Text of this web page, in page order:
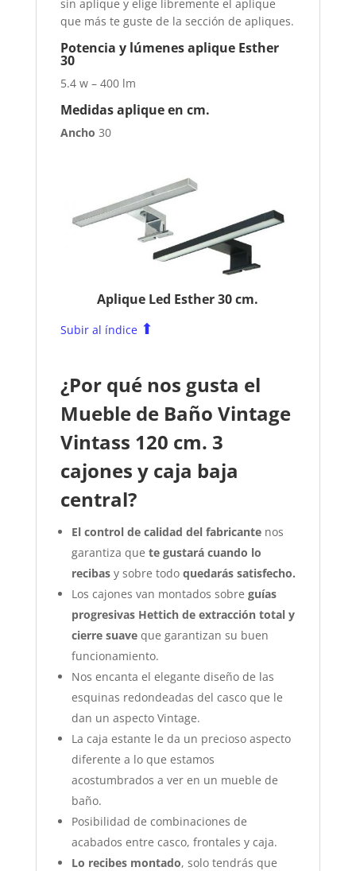
sin aplique y elige libremente el aplique
que más te guste de la sección de apliques.
Potencia y lúmenes aplique Esther
30
5.4 w – 400 lm
Medidas aplique en cm.
Ancho 30
Aplique Led Esther 30 cm.
Subir al índice ⬆
¿Por qué nos gusta el
Mueble de Baño Vintage
Vintass 120 cm. 3
cajones y caja baja
central?
El control de calidad del fabricantenos
garantiza que te gustará cuando lo
recibasy sobre todo quedarás satisfecho.
Los cajones van montados sobre guías
progresivas Hettich de extracción total y
cierre suaveque garantizan su buen
funcionamiento.
Nos encanta el elegante diseño de las
esquinas redondeadas del casco que le
dan un aspecto Vintage.
La caja estante le da un precioso aspecto
diferente a lo que estamos
acostumbrados a ver en un mueble de
baño.
Posibilidad de combinaciones de
acabados entre casco, frontales y caja.
Lo recibes montado, solo tendrás que